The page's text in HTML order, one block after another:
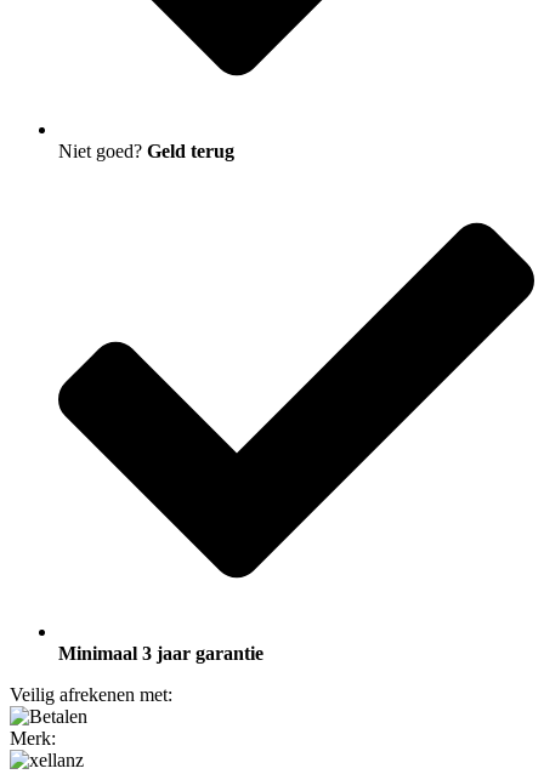
Niet goed? Geld terug
Minimaal 3 jaar garantie
Veilig afrekenen met:
Merk: